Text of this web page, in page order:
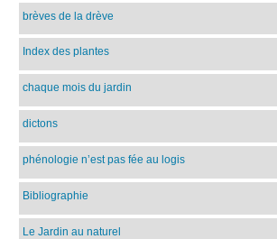
brèves de la drève
Index des plantes
chaque mois du jardin
dictons
phénologie n’est pas fée au logis
Bibliographie
Le Jardin au naturel